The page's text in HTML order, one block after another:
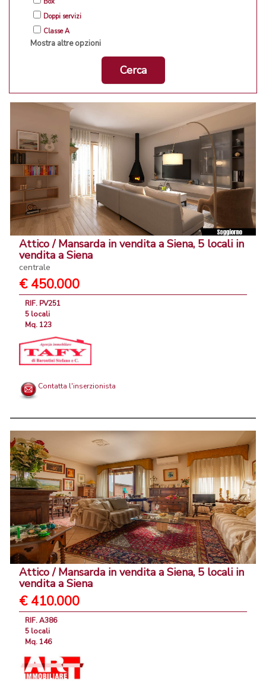
Doppi servizi
Classe A
Mostra altre opzioni
Cerca
Attico / Mansarda in vendita a Siena, 5 locali in
vendita a Siena
centrale
€ 450.000
RIF. PV251
5 locali
Mq. 123
Contatta l'inserzionista
Attico / Mansarda in vendita a Siena, 5 locali in
vendita a Siena
€ 410.000
RIF. A386
5 locali
Mq. 146